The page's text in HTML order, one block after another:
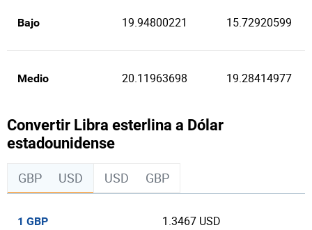
Bajo 19.94800221 15.72920599
Medio 20.11963698 19.28414977
Convertir Libra esterlina a Dólar
estadounidense
GBP USD USD GBP
1 GBP 1.3467 USD